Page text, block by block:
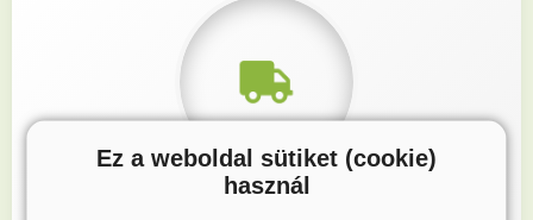
Ingyenes szállítás
Ez a weboldal sütiket (cookie)
használ